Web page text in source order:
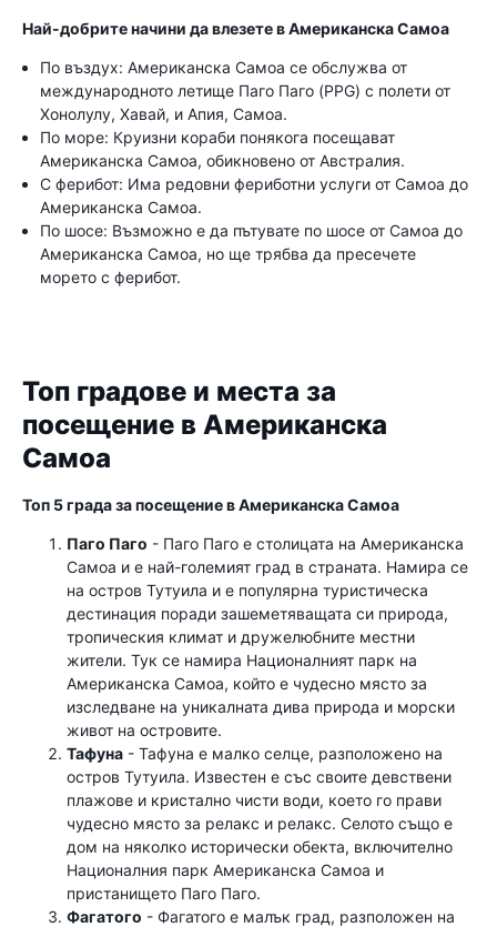
Най-добрите начини да влезете в Американска Самоа
По въздух: Американска Самоа се обслужва от
международното летище Паго Паго (PPG) с полети от
Хонолулу, Хавай, и Апия, Самоа.
По море: Круизни кораби понякога посещават
Американска Самоа, обикновено от Австралия.
С ферибот: Има редовни фериботни услуги от Самоа до
Американска Самоа.
По шосе: Възможно е да пътувате по шосе от Самоа до
Американска Самоа, но ще трябва да пресечете
морето с ферибот.
Топ градове и места за
посещение в Американска
Самоа
Топ 5 града за посещение в Американска Самоа
Паго Паго - Паго Паго е столицата на Американска
Самоа и е най-големият град в страната. Намира се
на остров Тутуила и е популярна туристическа
дестинация поради зашеметяващата си природа,
тропическия климат и дружелюбните местни
жители. Тук се намира Националният парк на
Американска Самоа, който е чудесно място за
изследване на уникалната дива природа и морски
живот на островите.
Тафуна - Тафуна е малко селце, разположено на
остров Тутуила. Известен е със своите девствени
плажове и кристално чисти води, което го прави
чудесно място за релакс и релакс. Селото също е
дом на няколко исторически обекта, включително
Националния парк Американска Самоа и
пристанището Паго Паго.
Фагатого - Фагатого е малък град, разположен на